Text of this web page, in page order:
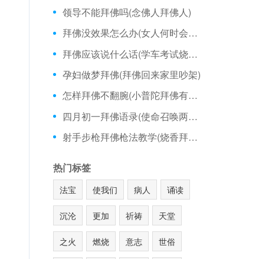
领导不能拜佛吗(念佛人拜佛人)
拜佛没效果怎么办(女人何时会求神拜佛)
拜佛应该说什么话(学车考试烧香拜佛图片)
孕妇做梦拜佛(拜佛回来家里吵架)
怎样拜佛不翻腕(小普陀拜佛有哪几尊)
四月初一拜佛语录(使命召唤两指拜佛)
射手步枪拜佛枪法教学(烧香拜佛好词句)
热门标签
法宝 使我们 病人 诵读
沉沦 更加 祈祷 天堂
之火 燃烧 意志 世俗